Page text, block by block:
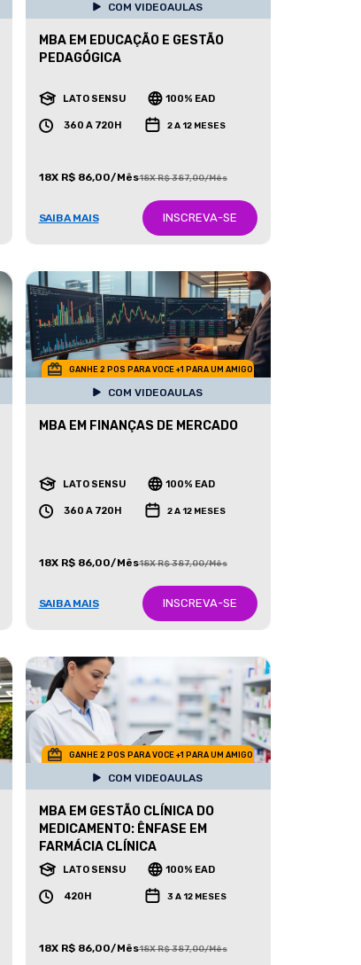
COM VIDEOAULAS
MBA EM EDUCAÇÃO E GESTÃO
PEDAGÓGICA
LATO SENSU 100% EAD
360 A 720H 2 A 12 MESES
18X R$ 86,00/Mês18X R$ 387,00/Mês
SAIBA MAIS INSCREVA-SE
GANHE 2 POS PARA VOCE +1 PARA UM AMIGO
COM VIDEOAULAS
MBA EM FINANÇAS DE MERCADO
LATO SENSU 100% EAD
360 A 720H 2 A 12 MESES
18X R$ 86,00/Mês18X R$ 387,00/Mês
SAIBA MAIS INSCREVA-SE
GANHE 2 POS PARA VOCE +1 PARA UM AMIGO
COM VIDEOAULAS
MBA EM GESTÃO CLÍNICA DO
MEDICAMENTO: ÊNFASE EM
FARMÁCIA CLÍNICA
LATO SENSU 100% EAD
420H 3 A 12 MESES
18X R$ 86,00/Mês18X R$ 387,00/Mês